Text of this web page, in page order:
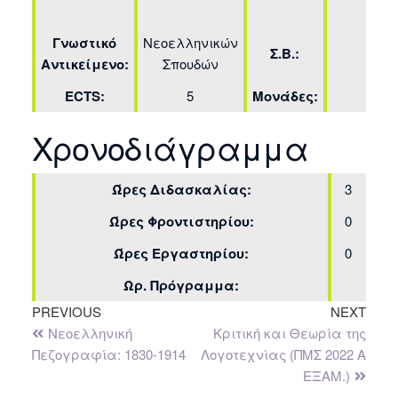
Γνωστικό
Αντικείμενο:
Νεοελληνικών
Σπουδών
Σ.Β.:
ECTS: 5 Μονάδες:
Χρονοδιάγραμμα
Ώρες Διδασκαλίας: 3
Ώρες Φροντιστηρίου: 0
Ώρες Εργαστηρίου: 0
Ωρ. Πρόγραμμα:
PREVIOUS
Νεοελληνική
Πεζογραφία: 1830-1914
NEXT
Κριτική και Θεωρία της
Λογοτεχνίας (ΠΜΣ 2022 Α
ΕΞΑΜ.)